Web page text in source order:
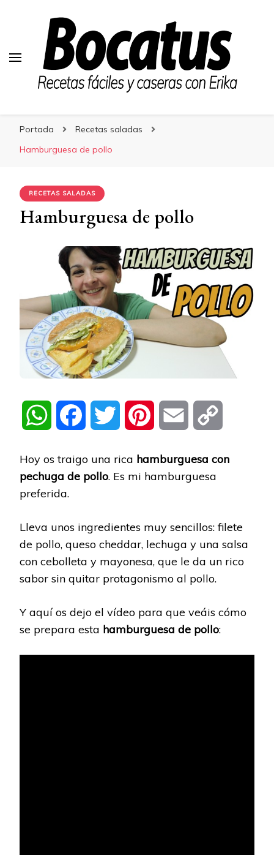
Portada
Recetas saladas
Hamburguesa de pollo
RECETAS SALADAS
Hamburguesa de pollo
WhatsAppFacebook Twitter Pinterest Email
Hoy os traigo una rica hamburguesa con
pechuga de pollo. Es mi hamburguesa
preferida.
Lleva unos ingredientes muy sencillos: filete
de pollo, queso cheddar, lechuga y una salsa
con cebolleta y mayonesa, que le da un rico
sabor sin quitar protagonismo al pollo.
Y aquí os dejo el vídeo para que veáis cómo
se prepara esta hamburguesa de pollo: